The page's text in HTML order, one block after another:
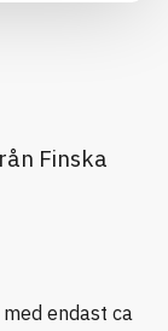
Finska
endast ca